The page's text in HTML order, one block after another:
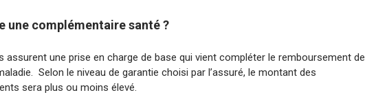
une complémentaire santé ?
assurent une prise en charge de base qui vient compléter le remboursement de
Selon le niveau de garantie choisi par l’assuré, le montant des
sera plus ou moins élevé.